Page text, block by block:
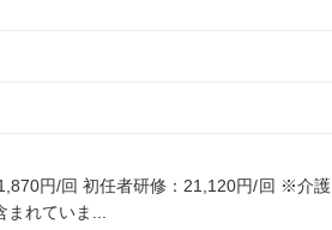
円/回 初任者研修：21,120円/回 ※介護
れていま...